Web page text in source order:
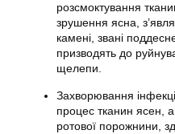
розсмоктування
зрушення ясна,
камені, звані
призводять до
щелепи.
Захворювання
процес тканин ясен,
ротової порожнини,